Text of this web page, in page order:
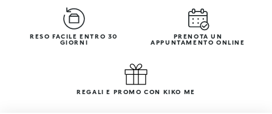
RESO FACILE ENTRO 30
GIORNI
PRENOTA UN
APPUNTAMENTO ONLINE
REGALI E PROMO CON KIKO ME